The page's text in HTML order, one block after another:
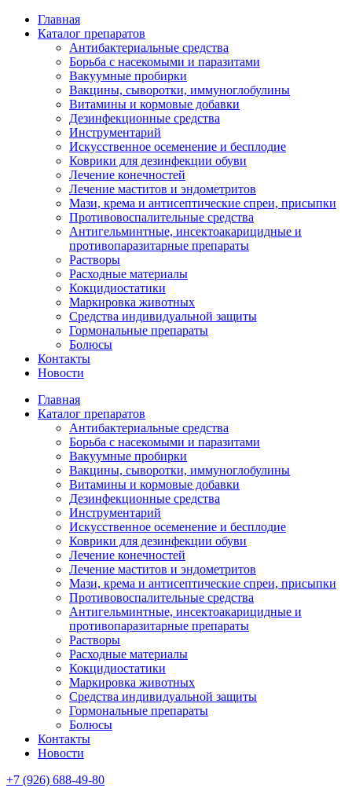
Главная
Каталог препаратов
Антибактериальные средства
Борьба с насекомыми и паразитами
Вакуумные пробирки
Вакцины, сыворотки, иммуноглобулины
Витамины и кормовые добавки
Дезинфекционные средства
Инструментарий
Искусственное осеменение и бесплодие
Коврики для дезинфекции обуви
Лечение конечностей
Лечение маститов и эндометритов
Мази, крема и антисептические спреи, присыпки
Противовоспалительные средства
Антигельминтные, инсектоакарицидные и
противопаразитарные препараты
Растворы
Расходные материалы
Кокцидиостатики
Маркировка животных
Средства индивидуальной защиты
Гормональные препараты
Болюсы
Контакты
Новости
Главная
Каталог препаратов
Антибактериальные средства
Борьба с насекомыми и паразитами
Вакуумные пробирки
Вакцины, сыворотки, иммуноглобулины
Витамины и кормовые добавки
Дезинфекционные средства
Инструментарий
Искусственное осеменение и бесплодие
Коврики для дезинфекции обуви
Лечение конечностей
Лечение маститов и эндометритов
Мази, крема и антисептические спреи, присыпки
Противовоспалительные средства
Антигельминтные, инсектоакарицидные и
противопаразитарные препараты
Растворы
Расходные материалы
Кокцидиостатики
Маркировка животных
Средства индивидуальной защиты
Гормональные препараты
Болюсы
Контакты
Новости
+7 (926) 688-49-80